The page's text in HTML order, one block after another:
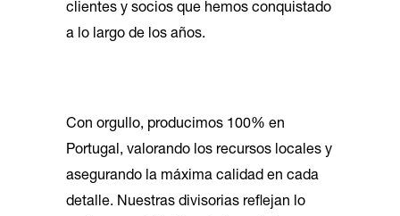
clientes y socios que hemos conquistado
a lo largo de los años.
Con orgullo, producimos 100% en
Portugal, valorando los recursos locales y
asegurando la máxima calidad en cada
detalle. Nuestras divisorias reflejan lo